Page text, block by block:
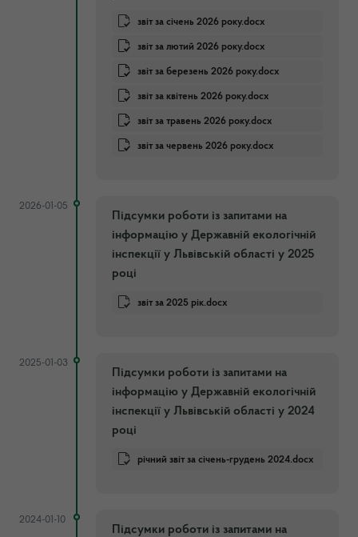
звіт за січень 2026 року.docx
звіт за лютий 2026 року.docx
звіт за березень 2026 року.docx
звіт за квітень 2026 року.docx
звіт за травень 2026 року.docx
звіт за червень 2026 року.docx
2026-01-05
Підсумки роботи із запитами на
інформацію у Державній екологічній
інспекції у Львівській області у 2025
році
звіт за 2025 рік.docx
2025-01-03
Підсумки роботи із запитами на
інформацію у Державній екологічній
інспекції у Львівській області у 2024
році
річний звіт за січень-грудень 2024.docx
2024-01-10
Підсумки роботи із запитами на